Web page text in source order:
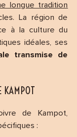
longue tradition
La région de
à la culture du
idéales, ses
transmise de
KAMPOT
de Kampot,
: